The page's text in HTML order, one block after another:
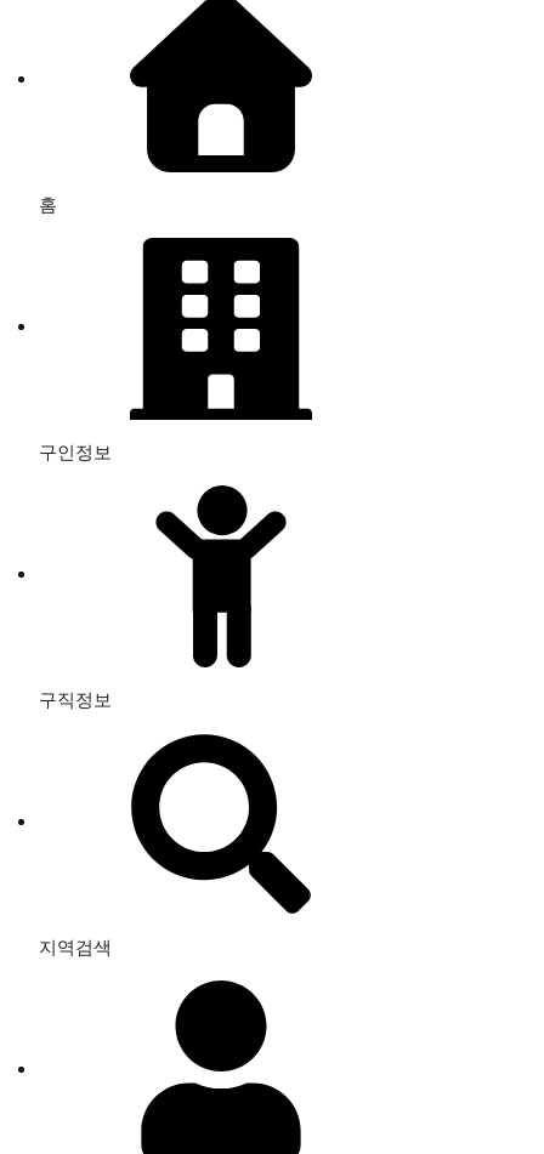
홈
구인정보
구직정보
지역검색